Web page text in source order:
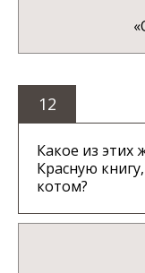
12
Какое из этих
Красную
котом?